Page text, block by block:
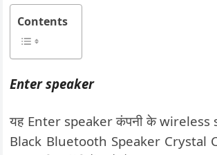
Contents
Enter speaker
यह Enter speaker कंपनी के wireless
Black Bluetooth Speaker Crystal